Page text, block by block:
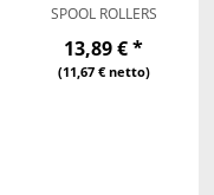
SPOOL ROLLERS
13,89 €*
(11,67 € netto)